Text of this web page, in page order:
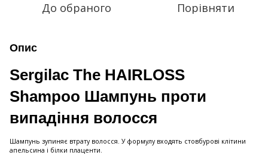
До обраного Порівняти
Опис
Sergilac The HAIRLOSS
Shampoo Шампунь проти
випадіння волосся
Шампунь зупиняє втрату волосся. У формулу входять стовбурові клітини
апельсина і білки плаценти.